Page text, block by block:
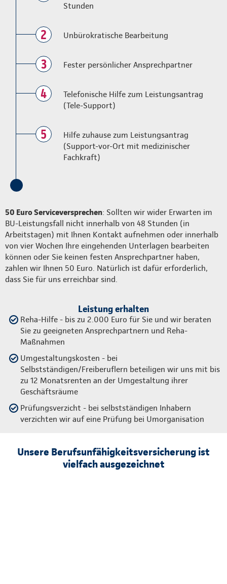
Stunden
2 Unbürokratische Bearbeitung
3 Fester persönlicher Ansprechpartner
4
Telefonische Hilfe zum Leistungsantrag
(Tele-Support)
5
Hilfe zuhause zum Leistungsantrag
(Support-vor-Ort mit medizinischer
Fachkraft)
50 Euro Serviceversprechen: Sollten wir wider Erwarten im
BU-Leistungsfall nicht innerhalb von 48 Stunden (in
Arbeitstagen) mit Ihnen Kontakt aufnehmen oder innerhalb
von vier Wochen Ihre eingehenden Unterlagen bearbeiten
können oder Sie keinen festen Ansprechpartner haben,
zahlen wir Ihnen 50 Euro. Natürlich ist dafür erforderlich,
dass Sie für uns erreichbar sind.
Leistung erhalten
Reha-Hilfe - bis zu 2.000 Euro für Sie und wir beraten
Sie zu geeigneten Ansprechpartnern und Reha-
Maßnahmen
Umgestaltungskosten - bei
Selbstständigen/Freiberuflern beteiligen wir uns mit bis
zu 12 Monatsrenten an der Umgestaltung ihrer
Geschäftsräume
Prüfungsverzicht - bei selbstständigen Inhabern
verzichten wir auf eine Prüfung bei Umorganisation
Unsere Berufsunfähigkeitsversicherung ist
vielfach ausgezeichnet